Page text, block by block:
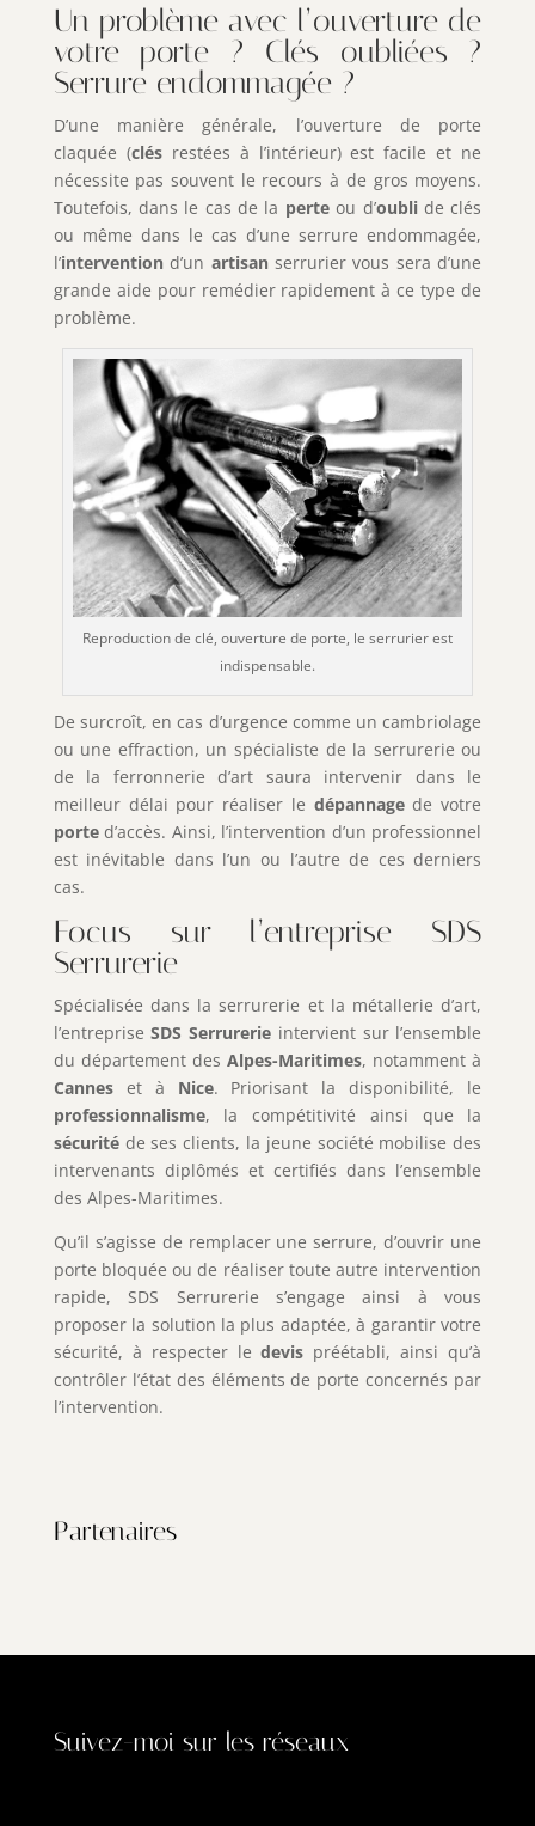
Un problème avec l’ouverture de
votre porte ? Clés oubliées ?
Serrure endommagée ?
D’une manière générale, l’ouverture de porte
claquée (clésrestées à l’intérieur) est facile et ne
nécessite pas souvent le recours à de gros moyens.
Toutefois, dans le cas de la perteou d’oublide clés
ou même dans le cas d’une serrure endommagée,
l’intervention d’un artisan serrurier vous sera d’une
grande aide pour remédier rapidement à ce type de
problème.
Reproduction de clé, ouverture de porte, le serrurier est
indispensable.
De surcroît, en cas d’urgence comme un cambriolage
ou une effraction, un spécialiste de la serrurerie ou
de la ferronnerie d’art saura intervenir dans le
meilleur délai pour réaliser le dépannagede votre
ported’accès. Ainsi, l’intervention d’un professionnel
est inévitable dans l’un ou l’autre de ces derniers
cas.
Focus sur l’entreprise SDS
Serrurerie
Spécialisée dans la serrurerie et la métallerie d’art,
l’entrepriseSDS Serrurerie intervient sur l’ensemble
du département desAlpes-Maritimes, notamment à
Cannes et à Nice. Priorisant la disponibilité, le
professionnalisme, la compétitivité ainsi que la
sécuritéde ses clients, la jeune société mobilise des
intervenants diplômés et certifiés dans l’ensemble
des Alpes-Maritimes.
Qu’il s’agisse de remplacer une serrure, d’ouvrir une
porte bloquée ou de réaliser toute autre intervention
rapide, SDS Serrurerie s’engage ainsi à vous
proposer la solution la plus adaptée, à garantir votre
sécurité, à respecter ledevis préétabli, ainsi qu’à
contrôler l’état des éléments de porte concernés par
l’intervention.
Partenaires
Suivez-moi sur les réseaux